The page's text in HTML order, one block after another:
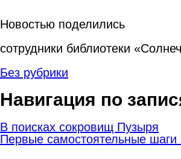
Новостью поделились
сотрудники библиотеки
Без рубрики
Навигация по
В поисках сокровищ Пузыря
Первые самостоятельные шаги